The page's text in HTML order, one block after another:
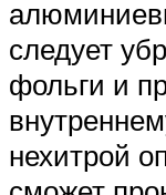
следует
фольги и
нехитрой